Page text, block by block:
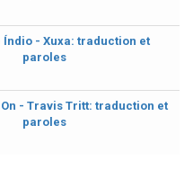
Índio - Xuxa: traduction et
paroles
- Travis Tritt: traduction et
paroles